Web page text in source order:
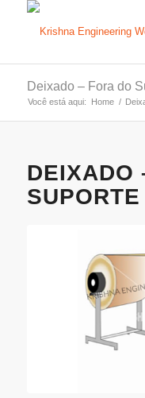
Deixado – Fora do
Você está aqui: Home /
DEIXADO
SUPORTE